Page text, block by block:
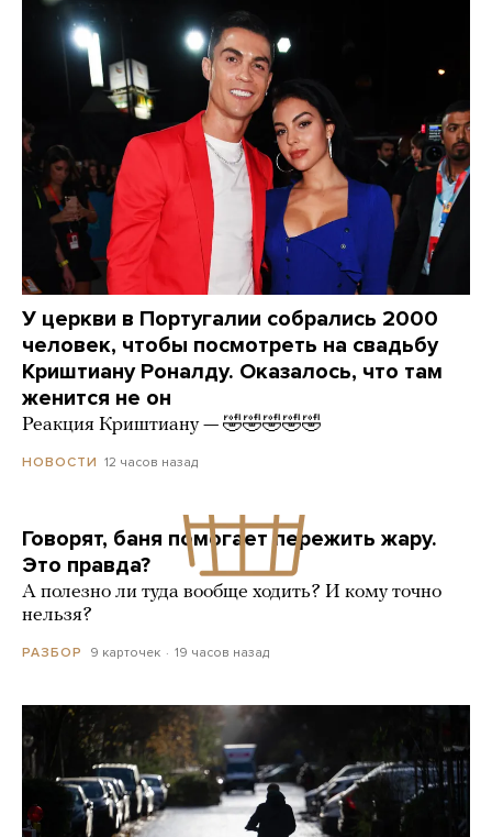
У церкви в Португалии собрались 2000
человек, чтобы посмотреть на свадьбу
Криштиану Роналду. Оказалось, что там
женится не он
Реакция Криштиану — 🤣🤣🤣🤣🤣
НОВОСТИ 12 часов назад
Говорят, баня помогает пережить жару.
Это правда?
А полезно ли туда вообще ходить? И кому точно
нельзя?
РАЗБОР 9 карточек 19 часов назад